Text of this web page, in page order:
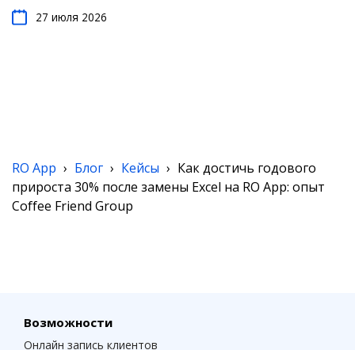
27 июля 2026
RO App › Блог › Кейсы › Как достичь годового
прироста 30% после замены Excel на RO App: опыт
Coffee Friend Group
Возможности
Онлайн запись клиентов